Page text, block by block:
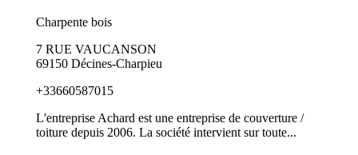
Charpente bois
7 RUE VAUCANSON
69150 Décines-Charpieu
+33660587015
L'entreprise Achard est une entreprise de couverture /
toiture depuis 2006. La société intervient sur toute...